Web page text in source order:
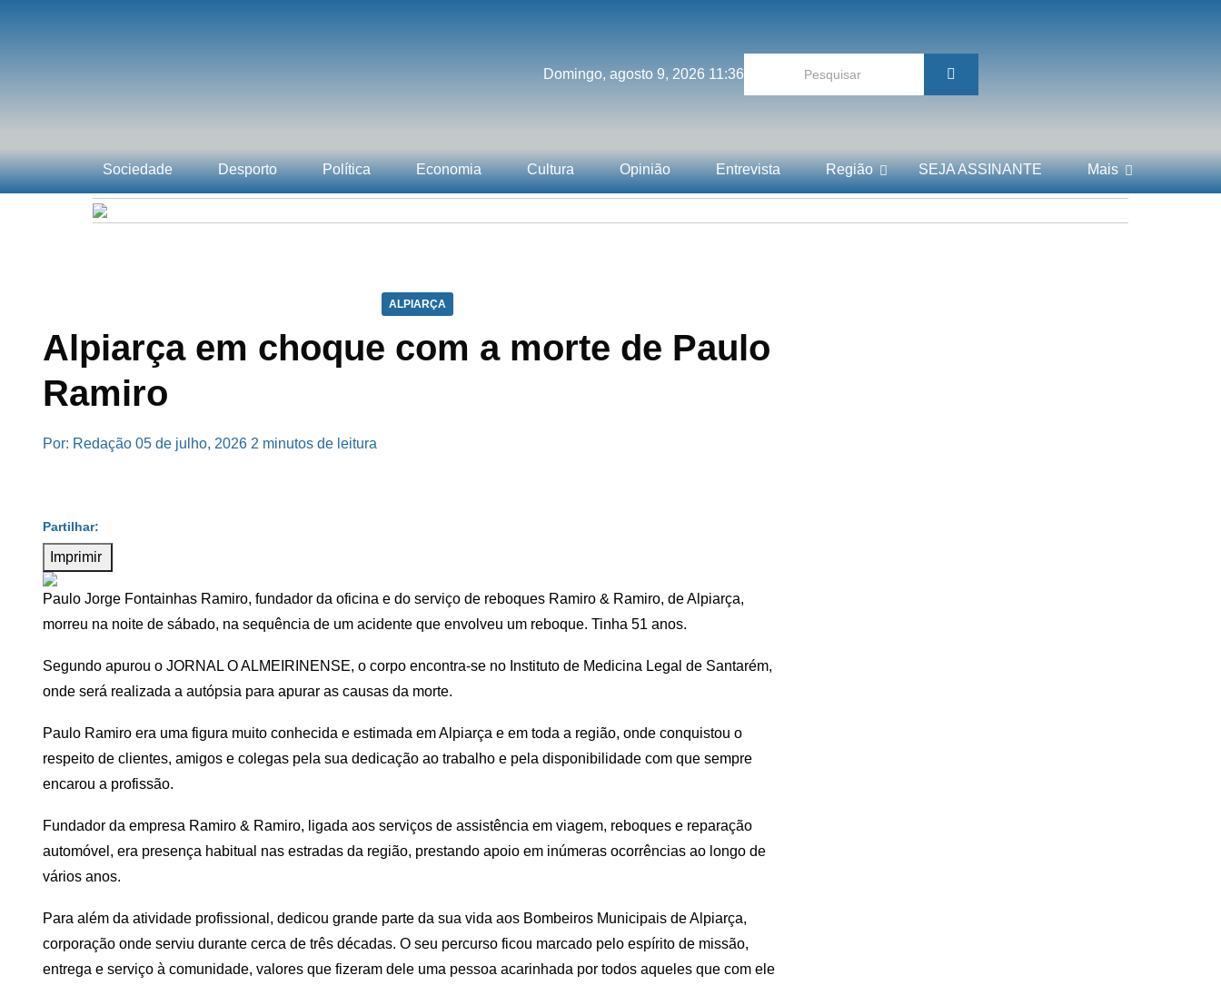
Domingo, agosto 9, 2026 11:36
Sociedade Desporto Política Economia Cultura Opinião Entrevista Região SEJA ASSINANTE Mais
ALPIARÇA
Alpiarça em choque com a morte de Paulo
Ramiro
Por: Redação 05 de julho, 2026 2 minutos de leitura
Imprimir
Paulo Jorge Fontainhas Ramiro, fundador da oficina e do serviço de reboques Ramiro & Ramiro, de Alpiarça,
morreu na noite de sábado, na sequência de um acidente que envolveu um reboque. Tinha 51 anos.
Segundo apurou o JORNAL O ALMEIRINENSE, o corpo encontra-se no Instituto de Medicina Legal de Santarém,
onde será realizada a autópsia para apurar as causas da morte.
Paulo Ramiro era uma figura muito conhecida e estimada em Alpiarça e em toda a região, onde conquistou o
respeito de clientes, amigos e colegas pela sua dedicação ao trabalho e pela disponibilidade com que sempre
encarou a profissão.
Fundador da empresa Ramiro & Ramiro, ligada aos serviços de assistência em viagem, reboques e reparação
automóvel, era presença habitual nas estradas da região, prestando apoio em inúmeras ocorrências ao longo de
vários anos.
Para além da atividade profissional, dedicou grande parte da sua vida aos Bombeiros Municipais de Alpiarça,
corporação onde serviu durante cerca de três décadas. O seu percurso ficou marcado pelo espírito de missão,
entrega e serviço à comunidade, valores que fizeram dele uma pessoa acarinhada por todos aqueles que com ele